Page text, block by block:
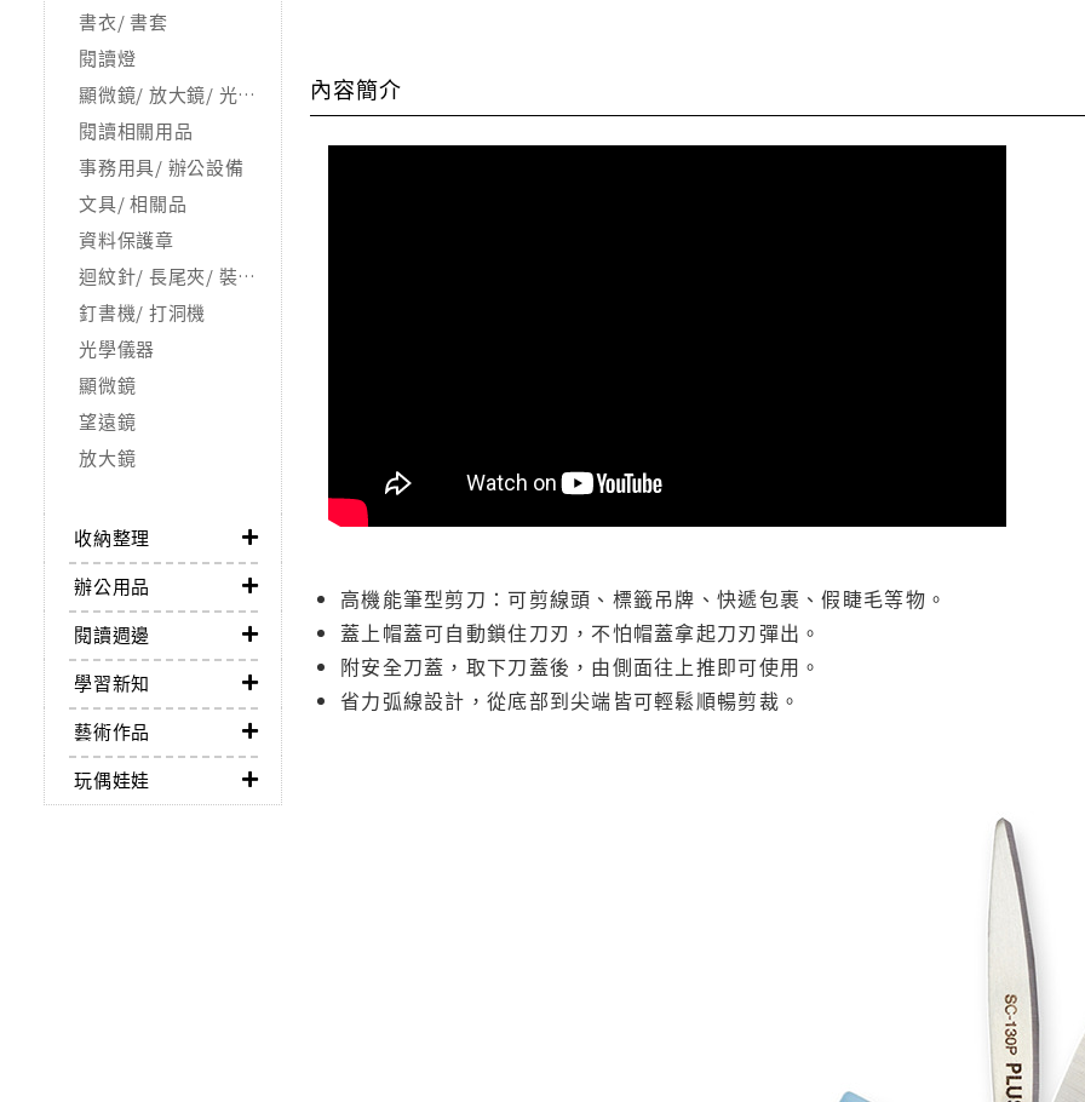
書衣/ 書套
閱讀燈
顯微鏡/ 放大鏡/ 光學儀器(X)
閱讀相關用品
事務用具/ 辦公設備
文具/ 相關品
資料保護章
迴紋針/ 長尾夾/ 裝訂夾
釘書機/ 打洞機
光學儀器
顯微鏡
望遠鏡
放大鏡
收納整理
辦公用品
閱讀週邊
學習新知
藝術作品
玩偶娃娃
內容簡介
高機能筆型剪刀：可剪線頭、標籤吊牌、快遞包裹、假睫毛等物。
蓋上帽蓋可自動鎖住刀刃，不怕帽蓋拿起刀刃彈出。
附安全刀蓋，取下刀蓋後，由側面往上推即可使用。
省力弧線設計，從底部到尖端皆可輕鬆順暢剪裁。